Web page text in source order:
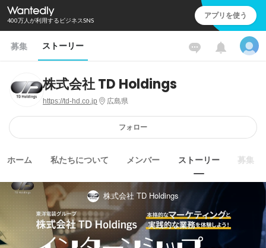
400万人が利用するビジネスSNS アプリを使う
募集 ストーリー
株式会社 TD Holdings
https://td-hd.co.jp 広島県
フォロー
ホーム 私たちについて メンバー ストーリー 募集
株式会社 TD Holdings